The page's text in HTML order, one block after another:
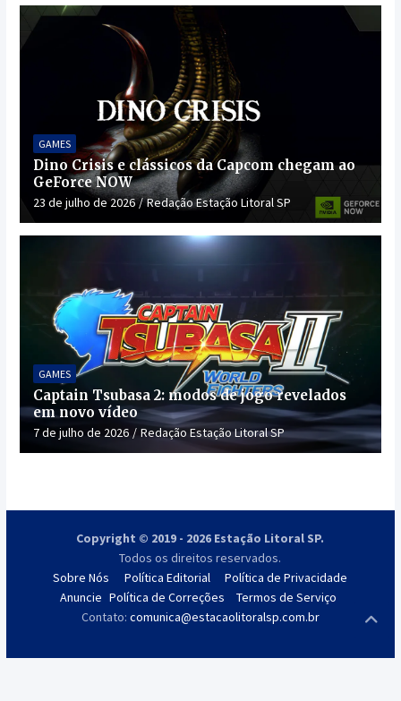
GAMES
Dino Crisis e clássicos da Capcom chegam ao
GeForce NOW
23 de julho de 2026 Redação Estação Litoral SP
GAMES
Captain Tsubasa 2: modos de jogo revelados
em novo vídeo
7 de julho de 2026 Redação Estação Litoral SP
Copyright © 2019 - 2026 Estação Litoral SP.
Todos os direitos reservados.
Sobre Nós
Anuncie
Política Editorial
Política de Correções
Política de Privacidade
Termos de Serviço
Contato: comunica@estacaolitoralsp.com.br